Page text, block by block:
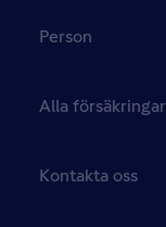
Person
Alla försäkringar
Kontakta oss